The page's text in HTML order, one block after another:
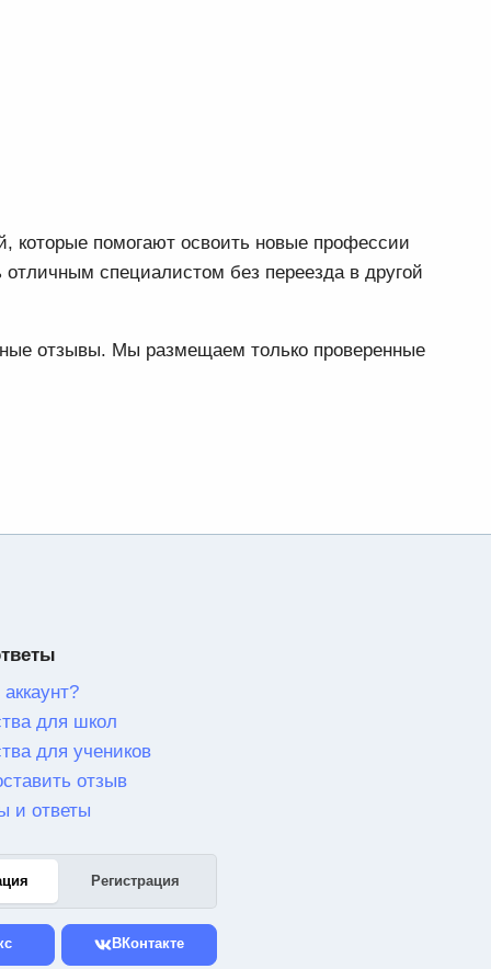
которые помогают освоить новые профессии
специалистом без переезда в другой
отзывы. Мы размещаем только проверенные
для школ
для учеников
отзыв
и ответы
Регистрация
ВКонтакте